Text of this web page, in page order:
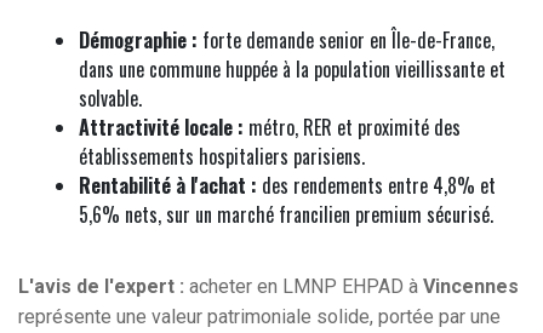
Démographie : forte demande senior en Île-de-France,
dans une commune huppée à la population vieillissante et
solvable.
Attractivité locale : métro, RER et proximité des
établissements hospitaliers parisiens.
Rentabilité à l'achat : des rendements entre 4,8% et
5,6% nets, sur un marché francilien premium sécurisé.
L'avis de l'expert : acheter en LMNP EHPAD à Vincennes
représente une valeur patrimoniale solide, portée par une